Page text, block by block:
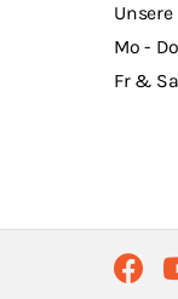
Mo -
Fr &